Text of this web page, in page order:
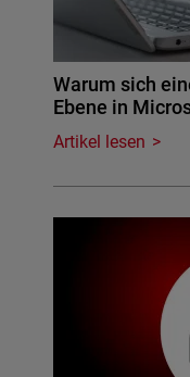
Warum sich
Ebene in
Artikel lesen